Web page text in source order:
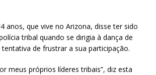
anos, que vive no Arizona, disse ter sido
tribal quando se dirigia à dança de
de frustrar a sua participação.
meus próprios líderes tribais”, diz esta